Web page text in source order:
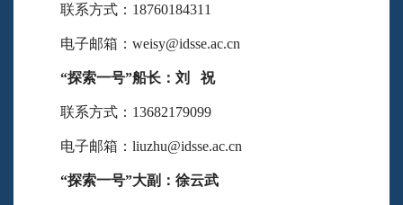
联系方式：18760184311
电子邮箱：weisy@idsse.ac.cn
“探索一号”船长：刘 祝
联系方式：13682179099
电子邮箱：liuzhu@idsse.ac.cn
“探索一号”大副：徐云武